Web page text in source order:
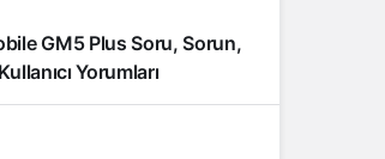
GM5 Plus Soru, Sorun,
Yorumları